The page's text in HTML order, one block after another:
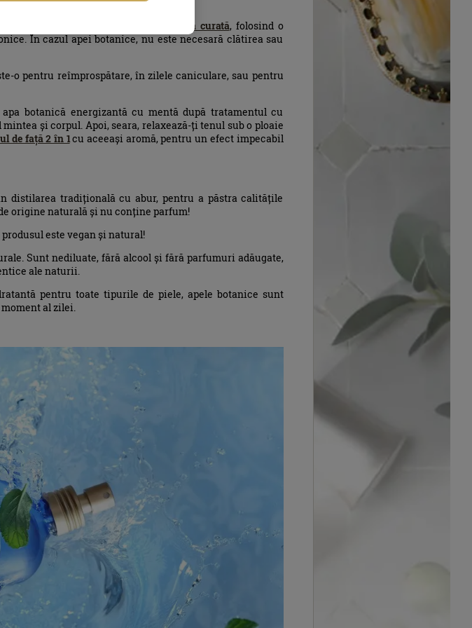
sau se aplică produsul pe
fața curată, folosind o
În cazul apei botanice, nu este necesară clătirea sau
o pentru reîmprospătare, în zilele caniculare, sau pentru
botanică energizantă cu mentă după tratamentul cu
și corpul. Apoi, seara, relaxează-ți tenul sub o ploaie
de față 2 în 1cu aceeași aromă, pentru un efect impecabil
distilarea tradițională cu abur, pentru a păstra calitățile
origine naturală și nu conține parfum!
este vegan și natural!
Sunt nediluate, fără alcool și fără parfumuri adăugate,
ale naturii.
pentru toate tipurile de piele, apele botanice sunt
al zilei.